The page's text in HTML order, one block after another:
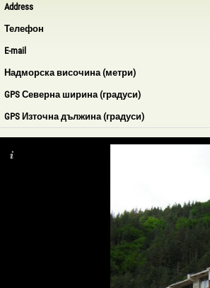
Address
Телефон
E-mail
Надморска височина (метри)
GPS Северна ширина (градуси)
GPS Източна дължина (градуси)